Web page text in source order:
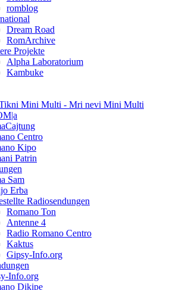
romblog
Dream Road
RomArchive
Projekte
Alpha Laboratorium
Kambuke
Mini Multi - Mri nevi Mini Multi
Centro
Kipo
Patrin
Sam
Erba
Radiosendungen
Romano Ton
Antenne 4
Radio Romano Centro
Kaktus
Gipsy-Info.org
Info.org
Dikipe